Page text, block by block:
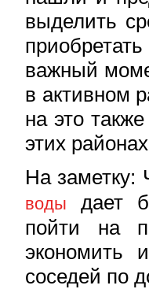
выделить
важный
в активном
на это
этих
На заметку:
воды
дает
пойти на
экономить
соседей по